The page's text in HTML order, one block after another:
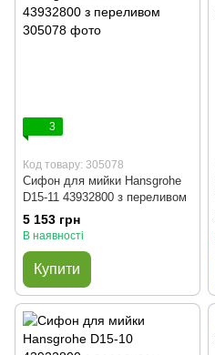
3
Код товару: 305078
Сифон для мийки Hansgrohe
D15-11 43932800 з переливом
5 153 грн
В наявності
Купити